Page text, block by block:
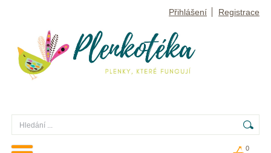
Přihlášení Registrace
0